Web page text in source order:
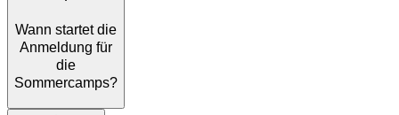
Wann startet die
Anmeldung für
die
Sommercamps?